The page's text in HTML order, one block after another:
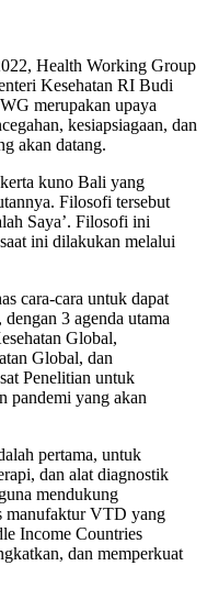
Health Working Group
Kesehatan RI Budi
merupakan upaya
kesiapsiagaan, dan
akan datang.
kuno Bali yang
Filosofi tersebut
Saya’. Filosofi ini
ini dilakukan melalui
cara-cara untuk dapat
3 agenda utama
Global,
Global, dan
Penelitian untuk
pandemi yang akan
pertama, untuk
dan alat diagnostik
mendukung
manufaktur VTD yang
Income Countries
dan memperkuat